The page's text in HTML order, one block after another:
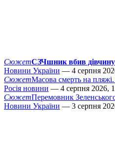
СюжетСЗЧшник вбив дівчину:
Новини України — 4 серпня
СюжетМасова смерть на
Росія новини — 4 серпня 2026,
СюжетПеремовник
Новини України — 3 серпня